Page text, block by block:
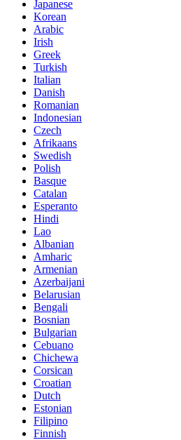
Japanese
Korean
Arabic
Irish
Greek
Turkish
Italian
Danish
Romanian
Indonesian
Czech
Afrikaans
Swedish
Polish
Basque
Catalan
Esperanto
Hindi
Lao
Albanian
Amharic
Armenian
Azerbaijani
Belarusian
Bengali
Bosnian
Bulgarian
Cebuano
Chichewa
Corsican
Croatian
Dutch
Estonian
Filipino
Finnish